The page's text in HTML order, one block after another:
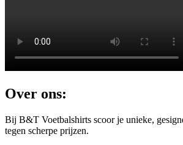
Over ons:
Bij B&T Voetbalshirts scoor je unieke,
tegen scherpe prijzen.